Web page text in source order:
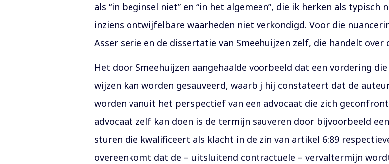
als “in beginsel niet” en “in het algemeen”, die ik herken als typisch
inziens ontwijfelbare waarheden niet verkondigd. Voor die
Asser serie en de dissertatie van Smeehuijzen zelf, die handelt over
Het door Smeehuijzen aangehaalde voorbeeld dat een vordering
wijzen kan worden gesauveerd, waarbij hij constateert dat de
worden vanuit het perspectief van een advocaat die zich
advocaat zelf kan doen is de termijn sauveren door bijvoorbeeld
sturen die kwalificeert als klacht in de zin van artikel 6:89
overeenkomt dat de – uitsluitend contractuele – vervaltermijn